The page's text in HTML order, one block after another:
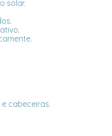
solar.
cabeceiras.